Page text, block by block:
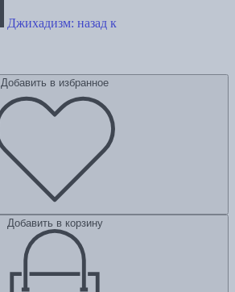
Джихадизм: назад к
Добавить в избранное
Добавить в корзину